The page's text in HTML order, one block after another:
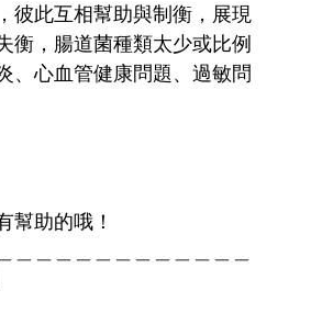
彼此互相幫助與制衡，展現
衡，腸道菌種類太少或比例
、心血管健康問題、過敏問
幫助的哦！